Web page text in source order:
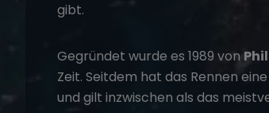
gibt.
Gegründet wurde es 1989 von
Zeit. Seitdem hat das Rennen
und gilt inzwischen als das